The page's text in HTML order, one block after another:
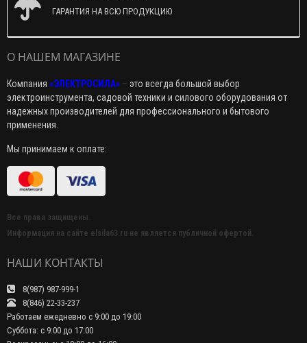
ГАРАНТИЯ НА ВСЮ ПРОДУКЦИЮ
О НАШЕМ МАГАЗИНЕ
Компания «ЭЛЕКТРОСИЛА» – это всегда большой выбор
электроинструмента, садовой техники и силового оборудования от
надежных производителей для профессионального и бытового
применения.
Мы принимаем к оплате:
Все права защищены.
Информация на сайте elsila63.ru не является публичной офертой.
НАШИ КОНТАКТЫ
8(987) 987-999-1
8(846) 22-33-237
Работаем ежедневно с 9:00 до 19:00
Суббота: с 9:00 до 17:00